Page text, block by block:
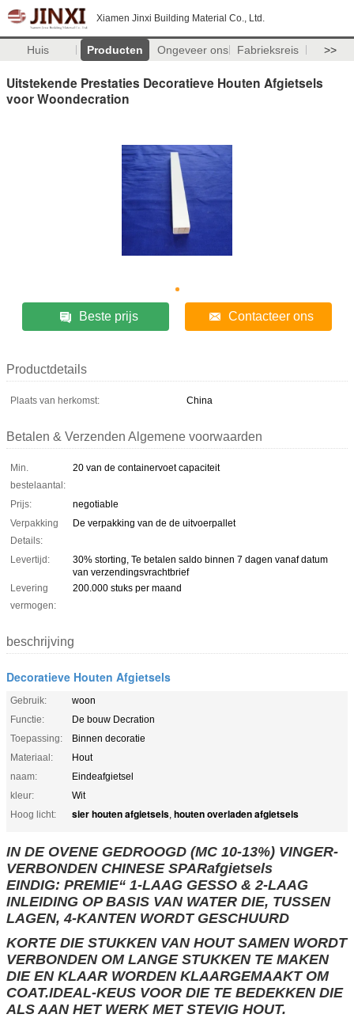
Xiamen Jinxi Building Material Co., Ltd.
Huis Producten Ongeveer ons Fabrieksreis >>
Uitstekende Prestaties Decoratieve Houten Afgietsels
voor Woondecration
Beste prijs Contacteer ons
Productdetails
Plaats van herkomst: China
Betalen & Verzenden Algemene voorwaarden
Min.
bestelaantal:
20 van de containervoet capaciteit
Prijs:
negotiable
Verpakking
Details:
De verpakking van de de uitvoerpallet
Levertijd:
30% storting, Te betalen saldo binnen 7 dagen vanaf datum
van verzendingsvrachtbrief
Levering
vermogen:
200.000 stuks per maand
beschrijving
Decoratieve Houten Afgietsels
Gebruik:
woon
Functie:
De bouw Decration
Toepassing:
Binnen decoratie
Materiaal:
Hout
naam:
Eindeafgietsel
kleur:
Wit
Hoog licht:
sier houten afgietsels, houten overladen afgietsels
IN DE OVENE GEDROOGD (MC 10-13%) VINGER-
VERBONDEN CHINESE SPARafgietsels
EINDIG: PREMIE“ 1-LAAG GESSO & 2-LAAG
INLEIDING OP BASIS VAN WATER DIE, TUSSEN
LAGEN, 4-KANTEN WORDT GESCHUURD
KORTE DIE STUKKEN VAN HOUT SAMEN WORDT
VERBONDEN OM LANGE STUKKEN TE MAKEN
DIE EN KLAAR WORDEN KLAARGEMAAKT OM
COAT.IDEAL-KEUS VOOR DIE TE BEDEKKEN DIE
ALS AAN HET WERK MET STEVIG HOUT.